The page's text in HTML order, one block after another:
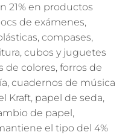
21% en productos
de exámenes,
compases,
cubos y juguetes
de colores, forros de
cuadernos de música
Kraft, papel de seda,
de papel,
el tipo del 4%